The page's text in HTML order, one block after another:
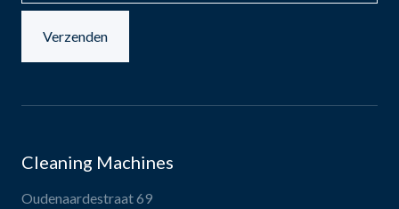
Verzenden
Cleaning Machines
Oudenaardestraat 69